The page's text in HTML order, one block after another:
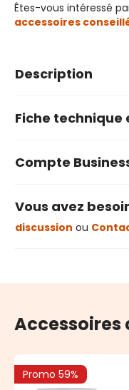
Êtes-vous intéressé
accessoires
Description
Fiche technique
Compte
Vous avez
discussion ou
Accessoires
Promo 59%